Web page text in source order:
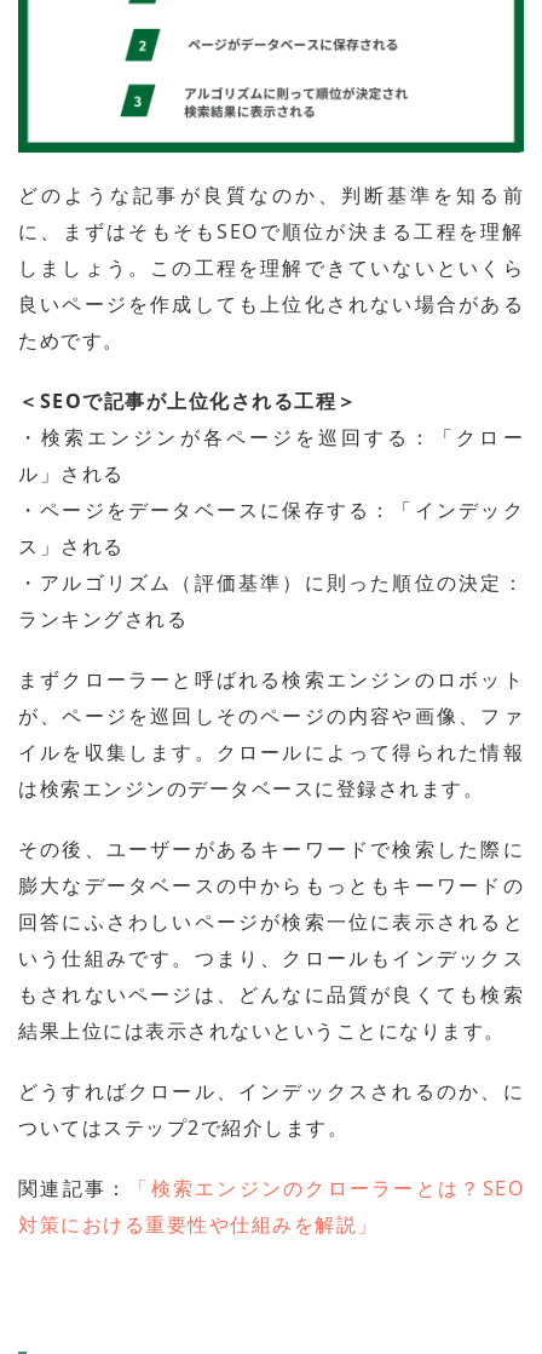
どのような記事が良質なのか、判断基準を知る前
に、まずはそもそもSEOで順位が決まる工程を理解
しましょう。この工程を理解できていないといくら
良いページを作成しても上位化されない場合がある
ためです。
＜SEOで記事が上位化される工程＞
・検索エンジンが各ページを巡回する：「クロー
ル」される
・ページをデータベースに保存する：「インデック
ス」される
・アルゴリズム（評価基準）に則った順位の決定：
ランキングされる
まずクローラーと呼ばれる検索エンジンのロボット
が、ページを巡回しそのページの内容や画像、ファ
イルを収集します。クロールによって得られた情報
は検索エンジンのデータベースに登録されます。
その後、ユーザーがあるキーワードで検索した際に
膨大なデータベースの中からもっともキーワードの
回答にふさわしいページが検索一位に表示されると
いう仕組みです。つまり、クロールもインデックス
もされないページは、どんなに品質が良くても検索
結果上位には表示されないということになります。
どうすればクロール、インデックスされるのか、に
ついてはステップ2で紹介します。
関連記事：
「検索エンジンのクローラーとは？SEO
対策における重要性や仕組みを解説」